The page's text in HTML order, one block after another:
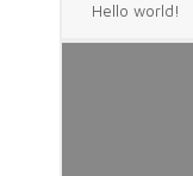
Hello world!